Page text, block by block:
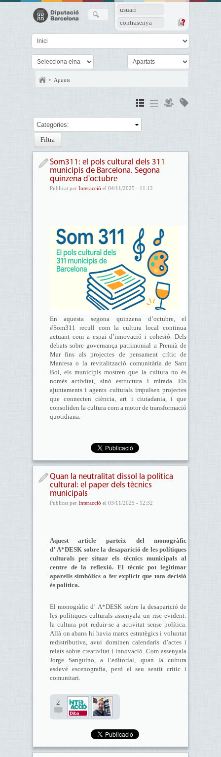
usuari
contrasenya
Apunts
Categories:
Som311: el pols cultural dels 311
municipis de Barcelona. Segona
quinzena d'octubre
Publicat per Interacció el 04/11/2025 - 11:12
En aquesta segona quinzena d’octubre, el
#Som311 recull com la cultura local continua
actuant com a espai d’innovació i cohesió. Dels
debats sobre governança patrimonial a Premià de
Mar fins als projectes de pensament crític de
Manresa o la revitalització comunitària de Sant
Boi, els municipis mostren que la cultura no és
només activitat, sinó estructura i mirada. Els
ajuntaments i agents culturals impulsen projectes
que connecten ciència, art i ciutadania, i que
consoliden la cultura com a motor de transformació
quotidiana.
Quan la neutralitat dissol la política
cultural: el paper dels tècnics
municipals
Publicat per Interacció el 03/11/2025 - 12:32
Aquest article parteix del monogràfic
d’ A*DESK sobre la desaparició de les polítiques
culturals per situar els tècnics municipals al
centre de la reflexió. El tècnic pot legitimar
aparells simbòlics o fer explícit que tota decisió
és política.
El monogràfic d’ A*DESK sobre la desaparició de
les polítiques culturals assenyala un risc evident:
la cultura pot reduir-se a activitat sense política.
Allà on abans hi havia marcs estratègics i voluntat
redistributiva, avui dominen calendaris d’actes i
relats sobre creativitat i innovació. Com assenyala
Jorge Sanguino, a l’editorial, quan la cultura
esdevé escenografia, perd el seu sentit crític i
comunitari.
2